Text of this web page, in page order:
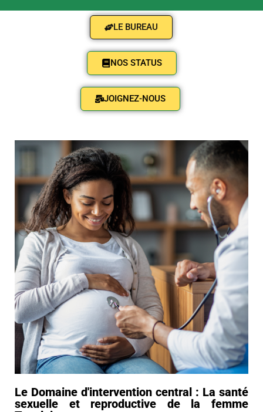
LE BUREAU
NOS STATUS
JOIGNEZ-NOUS
Le Domaine d'intervention central : La santé
sexuelle et reproductive de la femme